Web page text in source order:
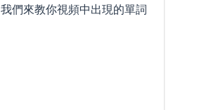
我們來教你視頻中出現的單詞